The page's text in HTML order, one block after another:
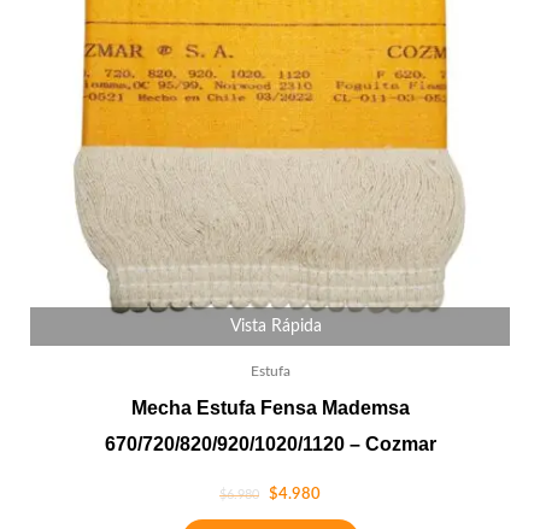
Vista Rápida
Estufa
Mecha Estufa Fensa Mademsa
670/720/820/920/1020/1120 – Cozmar
$6.980 $4.980